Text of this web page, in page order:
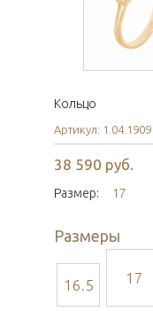
Кольцо
Артикул: 1.04.1909
38 590 руб.
Размер: 17
Размеры
16.5 17